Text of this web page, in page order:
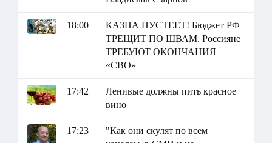
18:00
КАЗНА ПУСТЕЕТ! Бюджет РФ
ТРЕЩИТ ПО ШВАМ. Россияне
ТРЕБУЮТ ОКОНЧАНИЯ
«СВО»
17:42
Ленивые должны пить красное
вино
17:23
"Как они скулят по всем